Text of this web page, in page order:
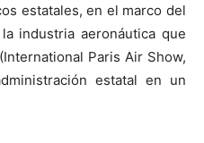
estatales, en el marco del
industria aeronáutica que
Paris Air Show,
estatal en un